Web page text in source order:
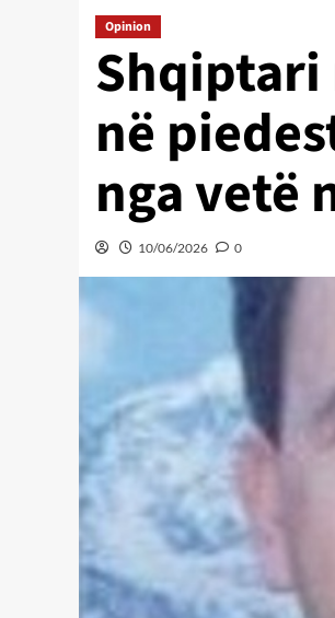
Opinion
në
nga vetë
10/06/2026 0